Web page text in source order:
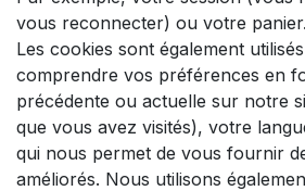
vous reconnecter) ou votre panier.
Les cookies sont également
comprendre vos préférences en
précédente ou actuelle sur notre
que vous avez visités), votre
qui nous permet de vous fournir
améliorés. Nous utilisons